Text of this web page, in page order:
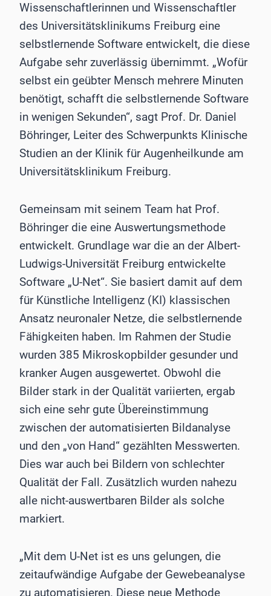
Wissenschaftlerinnen und Wissenschaftler
des Universitätsklinikums Freiburg eine
selbstlernende Software entwickelt, die diese
Aufgabe sehr zuverlässig übernimmt. „Wofür
selbst ein geübter Mensch mehrere Minuten
benötigt, schafft die selbstlernende Software
in wenigen Sekunden“, sagt Prof. Dr. Daniel
Böhringer, Leiter des Schwerpunkts Klinische
Studien an der Klinik für Augenheilkunde am
Universitätsklinikum Freiburg.
Gemeinsam mit seinem Team hat Prof.
Böhringer die eine Auswertungsmethode
entwickelt. Grundlage war die an der Albert-
Ludwigs-Universität Freiburg entwickelte
Software „U-Net“. Sie basiert damit auf dem
für Künstliche Intelligenz (KI) klassischen
Ansatz neuronaler Netze, die selbstlernende
Fähigkeiten haben. Im Rahmen der Studie
wurden 385 Mikroskopbilder gesunder und
kranker Augen ausgewertet. Obwohl die
Bilder stark in der Qualität variierten, ergab
sich eine sehr gute Übereinstimmung
zwischen der automatisierten Bildanalyse
und den „von Hand“ gezählten Messwerten.
Dies war auch bei Bildern von schlechter
Qualität der Fall. Zusätzlich wurden nahezu
alle nicht-auswertbaren Bilder als solche
markiert.
„Mit dem U-Net ist es uns gelungen, die
zeitaufwändige Aufgabe der Gewebeanalyse
zu automatisieren. Diese neue Methode